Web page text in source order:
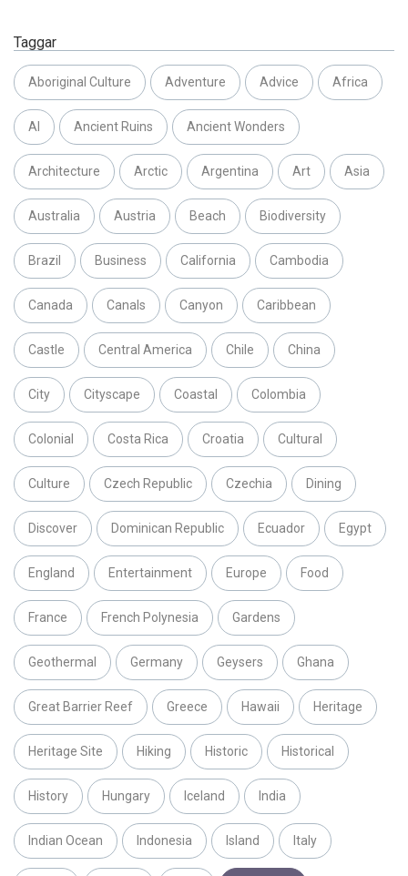
Taggar
Aboriginal Culture Adventure Advice Africa
AI Ancient Ruins Ancient Wonders
Architecture Arctic Argentina Art Asia
Australia Austria Beach Biodiversity
Brazil Business California Cambodia
Canada Canals Canyon Caribbean
Castle Central America Chile China
City Cityscape Coastal Colombia
Colonial Costa Rica Croatia Cultural
Culture Czech Republic Czechia Dining
Discover Dominican Republic Ecuador Egypt
England Entertainment Europe Food
France French Polynesia Gardens
Geothermal Germany Geysers Ghana
Great Barrier Reef Greece Hawaii Heritage
Heritage Site Hiking Historic Historical
History Hungary Iceland India
Indian Ocean Indonesia Island Italy